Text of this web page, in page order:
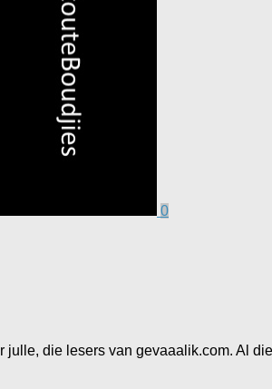
0
die lesers van gevaaalik.com. Al